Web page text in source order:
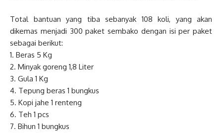
Total bantuan yang tiba sebanyak 108 koli, yang akan
dikemas menjadi 300 paket sembako dengan isi per paket
sebagai berikut:
1. Beras 5 Kg
2. Minyak goreng 1,8 Liter
3. Gula 1 Kg
4. Tepung beras 1 bungkus
5. Kopi jahe 1 renteng
6. Teh 1 pcs
7. Bihun 1 bungkus